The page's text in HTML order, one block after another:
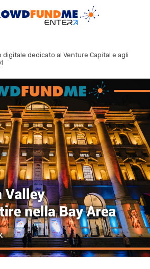
digitale dedicato al Venture Capital e agli